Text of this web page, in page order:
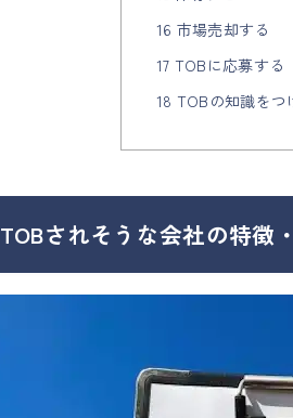
16 市場売却する
17 TOBに応募する
18 TOBの知識をつ
TOBされそうな会社の特徴